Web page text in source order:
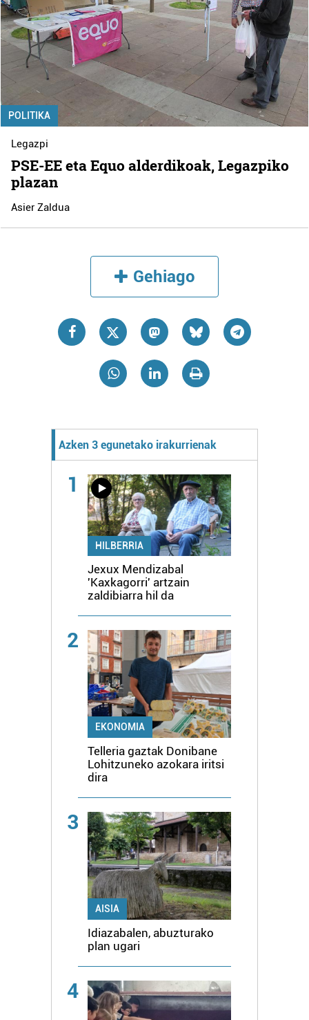
POLITIKA
Legazpi
PSE-EE eta Equo alderdikoak, Legazpiko
plazan
Asier Zaldua
Gehiago
Azken 3 egunetako irakurrienak
1
HILBERRIA
Jexux Mendizabal
'Kaxkagorri' artzain
zaldibiarra hil da
2
EKONOMIA
Telleria gaztak Donibane
Lohitzuneko azokara iritsi
dira
3
AISIA
Idiazabalen, abuzturako
plan ugari
4